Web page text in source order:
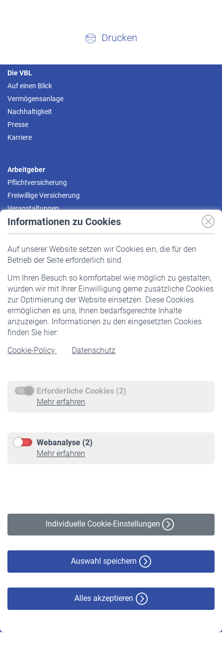
Informationen zu Cookies
Auf unserer Website setzen wir Cookies ein, die für den
Betrieb der Seite erforderlich sind.
Um Ihren Besuch so komfortabel wie möglich zu gestalten,
würden wir mit Ihrer Einwilligung gerne zusätzliche Cookies
zur Optimierung der Website einsetzen. Diese Cookies
ermöglichen es uns, Ihnen bedarfsgerechte Inhalte
anzuzeigen. Informationen zu den eingesetzten Cookies
finden Sie hier:
Cookie-Policy
Datenschutz
Erforderliche Cookies (2)
Mehr erfahren
Webanalyse (2)
Mehr erfahren
Individuelle Cookie-Einstellungen
Auswahl speichern
Alles akzeptieren
Drucken
Die VBL
Auf einen Blick
Vermögensanlage
Nachhaltigkeit
Presse
Karriere
Arbeitgeber
Pflichtversicherung
Freiwillige Versicherung
Veranstaltungen
Pflichtversicherung
Staatliche Förderung
Veranstaltungen
Rentner
Rentenbeginn
Rente beantragen
Service
Informationen
Online-Rechner
VBLnewsletter
Erklärung zur Barrierefreiheit
© VBL 2026